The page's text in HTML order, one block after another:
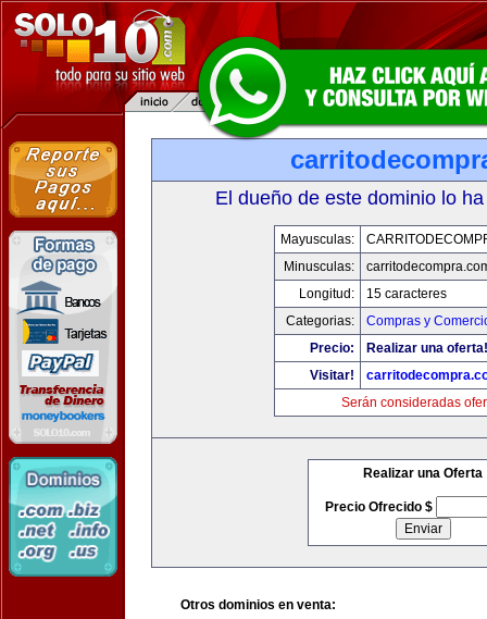
El dueño de este dominio lo
Mayusculas:
Minusculas:
Longitud:
15 caracteres
Categorias:
Compras y
Precio:
Realizar una oferta!
Visitar!
Serán consideradas
Realizar una Oferta
Precio Ofrecido $
Otros dominios en venta: